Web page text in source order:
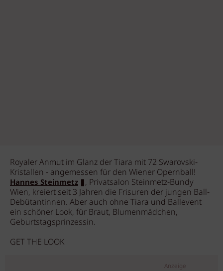
Royaler Anmut im Glanz der Tiara mit 72 Swarovski-
Kristallen - angemessen für den Wiener Opernball!
Hannes Steinmetz
, Privatsalon Steinmetz-Bundy
Wien, kreiert seit 3 Jahren die Frisuren der jungen Ball-
Debütantinnen. Aber auch ohne Tiara und Ballevent
ein schöner Look, für Braut, Blumenmädchen,
Geburtstagsprinzessin.
GET THE LOOK
Anzeige